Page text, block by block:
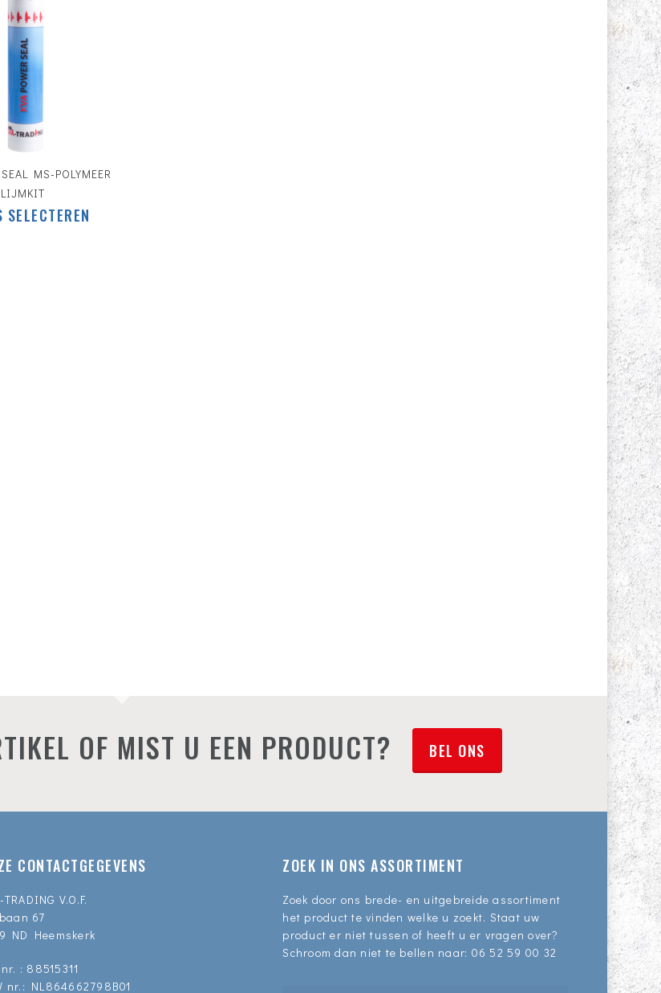
MS-POLYMEER
LIJMKIT
SELECTEREN
OF MIST U EEN PRODUCT? BEL ONS
CONTACTGEGEVENS
TRADING V.O.F.
67
ND Heemskerk
nr. : 88515311
nr.: NL864662798B01
ZOEK IN ONS ASSORTIMENT
Zoek door ons brede- en uitgebreide assortiment
het product te vinden welke u zoekt. Staat uw
product er niet tussen of heeft u er vragen over?
Schroom dan niet te bellen naar: 06 52 59 00 32